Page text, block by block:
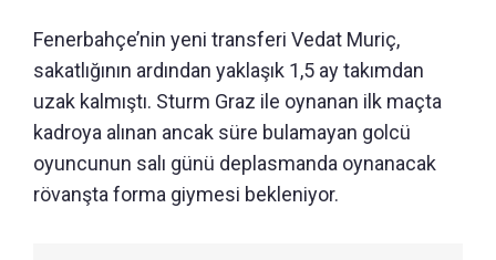
Fenerbahçe’nin yeni transferi Vedat Muriç,
sakatlığının ardından yaklaşık 1,5 ay takımdan
uzak kalmıştı. Sturm Graz ile oynanan ilk maçta
kadroya alınan ancak süre bulamayan golcü
oyuncunun salı günü deplasmanda oynanacak
rövanşta forma giymesi bekleniyor.